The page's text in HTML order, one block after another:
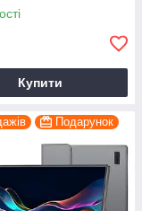
Купити
Подарунок